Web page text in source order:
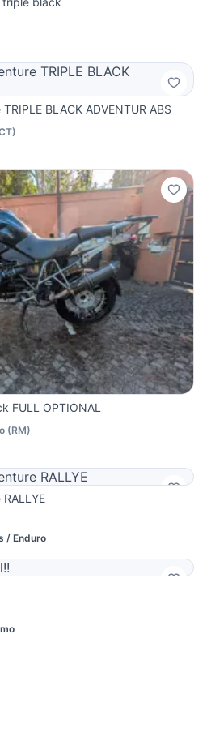
BLACK ADVENTUR ABS
)
FULL OPTIONAL
(RM)
/ Enduro